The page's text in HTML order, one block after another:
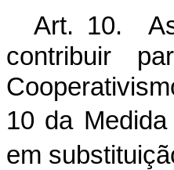
Art. 10. As
contribuir
10 da
em